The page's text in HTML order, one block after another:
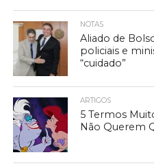
NOTAS
Aliado de
policiais e
“cuidado”
ARTIGOS
5 Termos
Não Querem